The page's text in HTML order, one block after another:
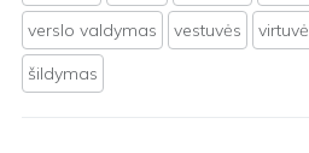
verslo valdymas
vestuvės virtuvė
šildymas